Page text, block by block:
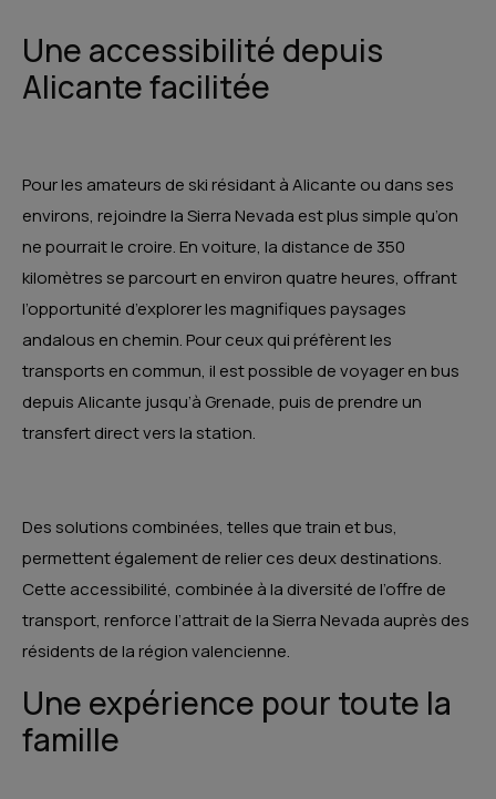
Une accessibilité depuis
Alicante facilitée
Pour les amateurs de ski résidant à Alicante ou dans ses
environs, rejoindre la Sierra Nevada est plus simple qu’on
ne pourrait le croire. En voiture, la distance de 350
kilomètres se parcourt en environ quatre heures, offrant
l’opportunité d’explorer les magnifiques paysages
andalous en chemin. Pour ceux qui préfèrent les
transports en commun, il est possible de voyager en bus
depuis Alicante jusqu’à Grenade, puis de prendre un
transfert direct vers la station.
Des solutions combinées, telles que train et bus,
permettent également de relier ces deux destinations.
Cette accessibilité, combinée à la diversité de l’offre de
transport, renforce l’attrait de la Sierra Nevada auprès des
résidents de la région valencienne.
Une expérience pour toute la
famille